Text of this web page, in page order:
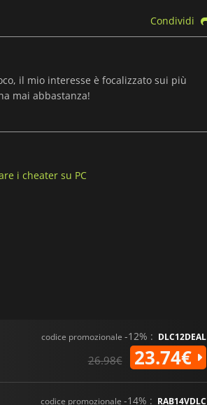
Condividi
il mio interesse è focalizzato sui più
mai abbastanza!
i cheater su PC
codice promozionale -12% : DLC12DEAL
26.98€ 23.74€
codice promozionale -14% : RAB14VDLC